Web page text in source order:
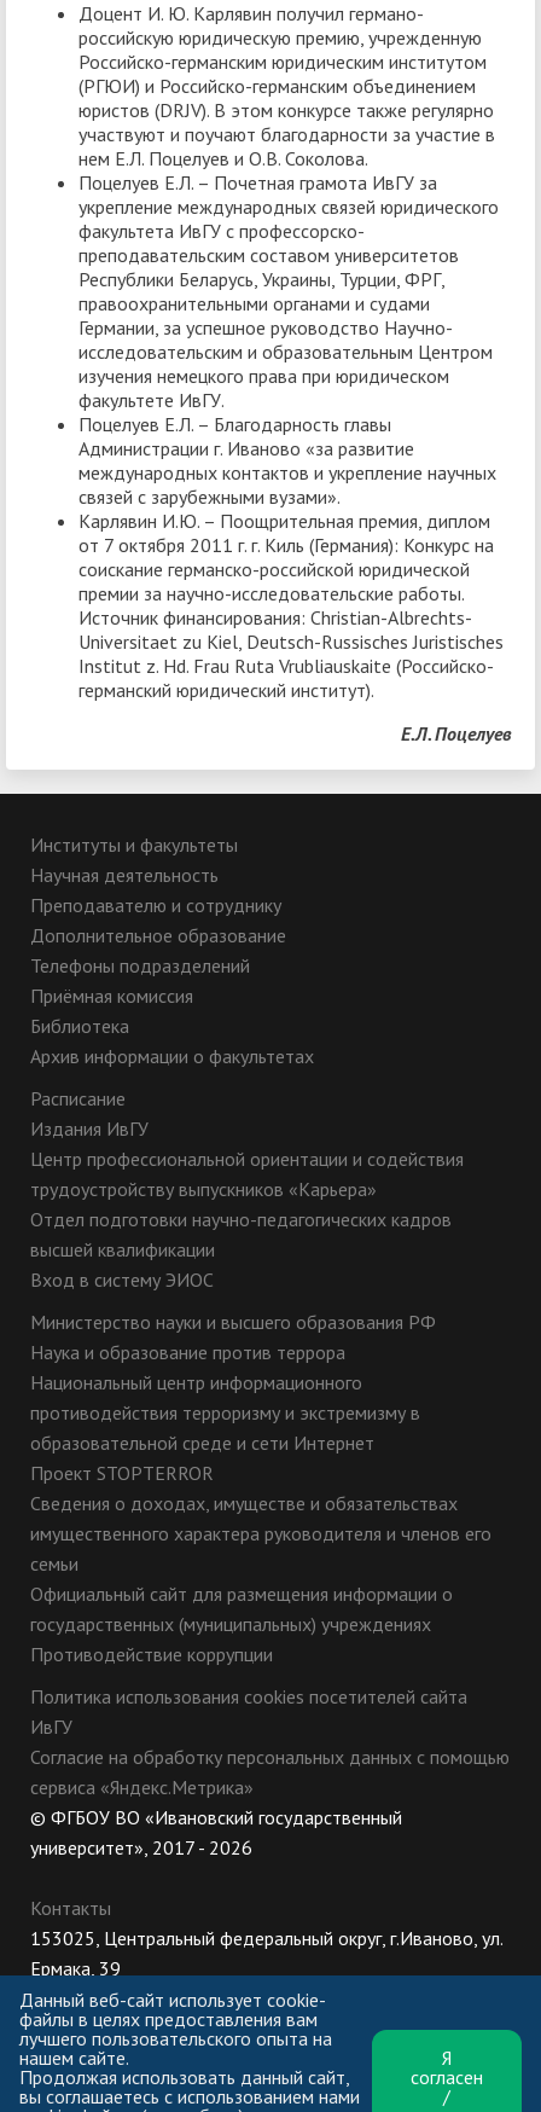
Доцент И. Ю. Карлявин получил германо-
российскую юридическую премию, учрежденную
Российско-германским юридическим институтом
(РГЮИ) и Российско-германским объединением
юристов (DRJV). В этом конкурсе также регулярно
участвуют и поучают благодарности за участие в
нем Е.Л. Поцелуев и О.В. Соколова.
Поцелуев Е.Л. – Почетная грамота ИвГУ за
укрепление международных связей юридического
факультета ИвГУ с профессорско-
преподавательским составом университетов
Республики Беларусь, Украины, Турции, ФРГ,
правоохранительными органами и судами
Германии, за успешное руководство Научно-
исследовательским и образовательным Центром
изучения немецкого права при юридическом
факультете ИвГУ.
Поцелуев Е.Л. – Благодарность главы
Администрации г. Иваново «за развитие
международных контактов и укрепление научных
связей с зарубежными вузами».
Карлявин И.Ю. – Поощрительная премия, диплом
от 7 октября 2011 г. г. Киль (Германия): Конкурс на
соискание германско-российской юридической
премии за научно-исследовательские работы.
Источник финансирования: Christian-Albrechts-
Universitaet zu Kiel, Deutsch-Russisches Juristisches
Institut z. Hd. Frau Ruta Vrubliauskaite (Российско-
германский юридический институт).
Е.Л. Поцелуев
Институты и факультеты
Научная деятельность
Преподавателю и сотруднику
Дополнительное образование
Телефоны подразделений
Приёмная комиссия
Библиотека
Архив информации о факультетах
Расписание
Издания ИвГУ
Центр профессиональной ориентации и содействия
трудоустройству выпускников «Карьера»
Отдел подготовки научно-педагогических кадров
высшей квалификации
Вход в систему ЭИОС
Министерство науки и высшего образования РФ
Наука и образование против террора
Национальный центр информационного
противодействия терроризму и экстремизму в
образовательной среде и сети Интернет
Проект STOPTERROR
Сведения о доходах, имуществе и обязательствах
имущественного характера руководителя и членов его
семьи
Официальный сайт для размещения информации о
государственных (муниципальных) учреждениях
Противодействие коррупции
Политика использования cookies посетителей сайта
ИвГУ
Согласие на обработку персональных данных с помощью
сервиса «Яндекс.Метрика»
© ФГБОУ ВО «Ивановский государственный
университет», 2017 - 2026
Контакты
153025, Центральный федеральный округ, г.Иваново, ул.
Ермака, 39
8 (800) 222-56-86 (Приемная комиссия), +7 (4932) 32-62-
10 (Ректорат)
ПН-ЧТ: 8:30-17:00;
ПТ: 8:30-16:00;
Данный веб-сайт использует cookie-
файлы в целях предоставления вам
лучшего пользовательского опыта на
нашем сайте.
Продолжая использовать данный сайт,
вы соглашаетесь с использованием нами
Я
согласен
/